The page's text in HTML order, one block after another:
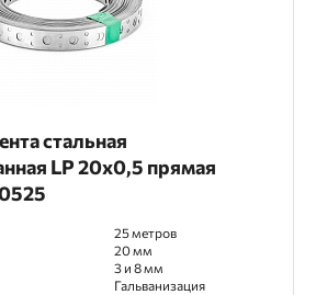
стальная
LP 20x0,5 прямая
25 метров
20 мм
3 и 8 мм
Гальванизация